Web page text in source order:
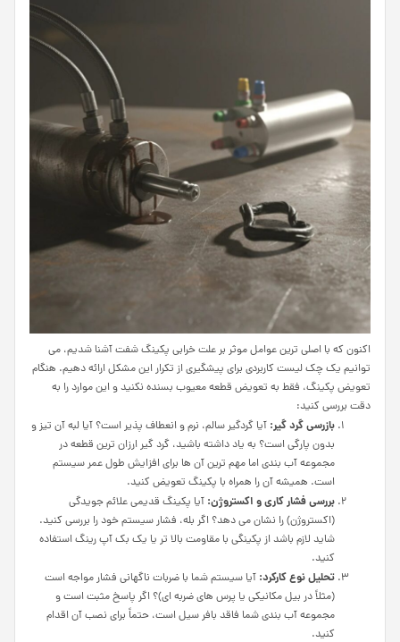
اکنون که با اصلی ترین عوامل موثر بر علت خرابی پکینگ شفت آشنا شدیم، می
توانیم یک چک لیست کاربردی برای پیشگیری از تکرار این مشکل ارائه دهیم. هنگام
تعویض پکینگ، فقط به تعویض قطعه معیوب بسنده نکنید و این موارد را به
دقت بررسی کنید:
بازرسی گرد گیر: آیا گردگیر سالم، نرم و انعطاف پذیر است؟ آیا لبه آن تیز و
بدون پارگی است؟ به یاد داشته باشید، گرد گیر ارزان ترین قطعه در
مجموعه آب بندی اما مهم ترین آن ها برای افزایش طول عمر سیستم
است. همیشه آن را همراه با پکینگ تعویض کنید.
بررسی فشار کاری و اکستروژن: آیا پکینگ قدیمی علائم جویدگی
(اکستروژن) را نشان می دهد؟ اگر بله، فشار سیستم خود را بررسی کنید.
شاید لازم باشد از پکینگی با مقاومت بالا تر یا یک بک آپ رینگ استفاده
کنید.
تحلیل نوع کارکرد: آیا سیستم شما با ضربات ناگهانی فشار مواجه است
(مثلاً در بیل مکانیکی یا پرس های ضربه ای)؟ اگر پاسخ مثبت است و
مجموعه آب بندی شما فاقد بافر سیل است، حتماً برای نصب آن اقدام
کنید.